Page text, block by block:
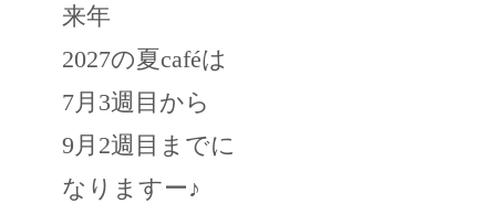
来年
2027の夏caféは
7月3週目から
9月2週目までに
なりますー♪